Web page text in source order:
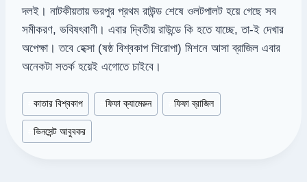
দলই। নাটকীয়তায় ভরপুর প্রথম রাউন্ড শেষে ওলটপালট হয়ে গেছে সব
সমীকরণ, ভবিষৎবাণী। এবার দ্বিতীয় রাউন্ডে কি হতে যাচ্ছে, তা-ই দেখার
অপেক্ষা। তবে হেক্সা (ষষ্ঠ বিশ্বকাপ শিরোপা) মিশনে আসা ব্রাজিল এবার
অনেকটা সতর্ক হয়েই এগোতে চাইবে।
Post
Tags:
#কাতার বিশ্বকাপ #ফিফা ক্যামেরুন #ফিফা ব্রাজিল
#ভিনসেন্ট আবুবকর